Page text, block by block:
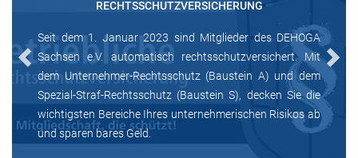
RECHTSSCHUTZVERSICHERUNG
Seit dem 1. Januar 2023 sind Mitglieder des DEHOGA
Sachsen e.V. automatisch rechtsschutzversichert. Mit
dem Unternehmer-Rechtsschutz (Baustein A) und dem
Spezial-Straf-Rechtsschutz (Baustein S), decken Sie die
wichtigsten Bereiche Ihres unternehmerischen Risikos ab
und sparen bares Geld.
Previous Next